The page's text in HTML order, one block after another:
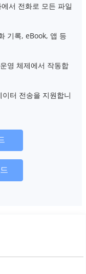
서 전화로 모든 파일
기록, eBook, 앱 등
영 체제에서 작동합
터 전송을 지원합니